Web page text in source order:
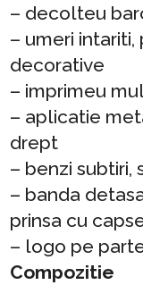
– decolteu
– umeri
decorative
– imprimeu
– aplicatie
drept
– benzi subtiri,
– banda
prinsa cu
– logo pe
Compozitie